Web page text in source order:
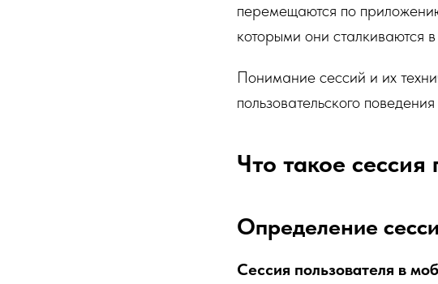
перемещаются по
которыми они сталкиваются
Понимание сессий и их
пользовательского
Что такое сессия
Определение
Сессия пользователя в